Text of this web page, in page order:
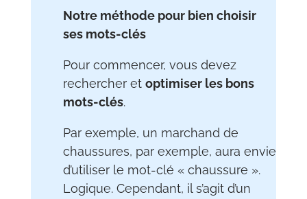
Notre méthode pour bien choisir
ses mots-clés
Pour commencer, vous devez
rechercher et optimiser les bons
mots-clés.
Par exemple, un marchand de
chaussures, par exemple, aura envie
d’utiliser le mot-clé « chaussure ».
Logique. Cependant, il s’agit d’un